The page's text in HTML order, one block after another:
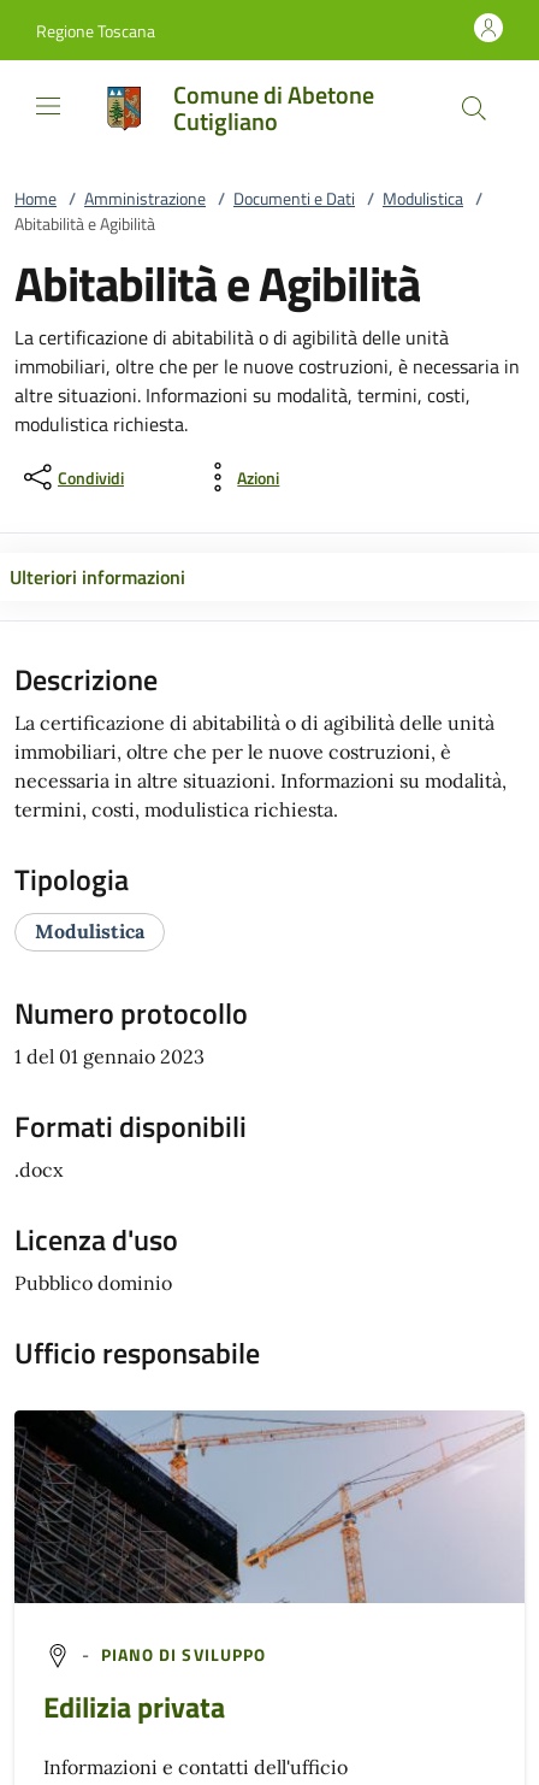
Regione Toscana
Comune di Abetone
Cutigliano
Home / Amministrazione / Documenti e Dati / Modulistica /
Abitabilità e Agibilità
Abitabilità e Agibilità
La certificazione di abitabilità o di agibilità delle unità
immobiliari, oltre che per le nuove costruzioni, è necessaria in
altre situazioni. Informazioni su modalità, termini, costi,
modulistica richiesta.
Condividi Azioni
Ulteriori informazioni
Descrizione
La certificazione di abitabilità o di agibilità delle unità
immobiliari, oltre che per le nuove costruzioni, è
necessaria in altre situazioni. Informazioni su modalità,
termini, costi, modulistica richiesta.
Tipologia
Modulistica
Numero protocollo
1 del 01 gennaio 2023
Formati disponibili
.docx
Licenza d'uso
Pubblico dominio
Ufficio responsabile
- PIANO DI SVILUPPO
Edilizia privata
Informazioni e contatti dell'ufficio